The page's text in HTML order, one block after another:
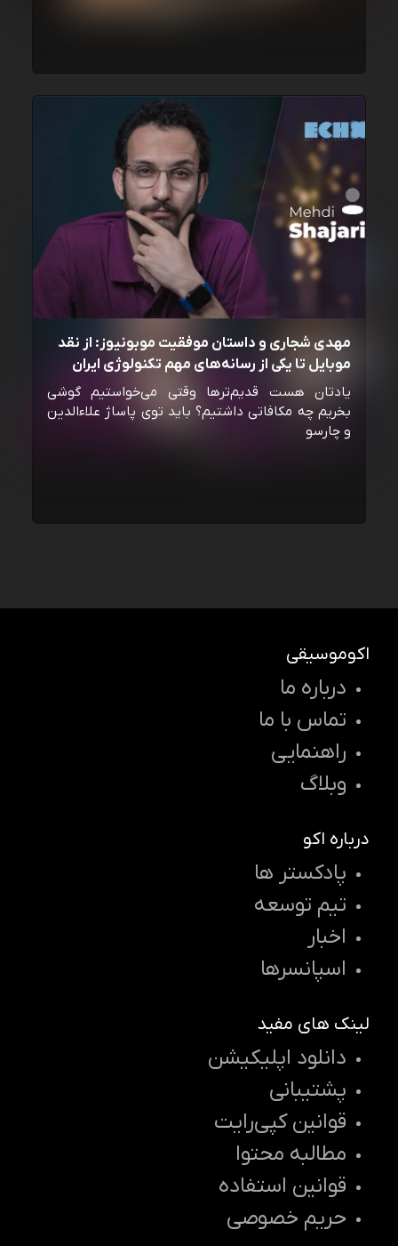
مهدی شجاری و داستان موفقیت موبونیوز: از نقد
موبایل تا یکی از رسانه‌‌های مهم تکنولوژی ایران
یادتان هست قدیم‌ترها وقتی می‌خواستیم گوشی
بخریم چه مکافاتی داشتیم؟ باید توی پاساژ علاءالدین
و چارسو
اکوموسیقی
درباره ما
تماس با ما
راهنمایی
وبلاگ
درباره اکو
پادکستر ها
تیم توسعه
اخبار
اسپانسرها
لینک های مفید
دانلود اپلیکیشن
پشتیبانی
قوانین کپی‌رایت
مطالبه محتوا
قوانین استفاده
حریم خصوصی